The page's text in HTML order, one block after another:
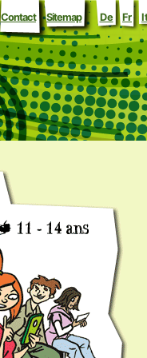
De Fr
Contact Sitemap